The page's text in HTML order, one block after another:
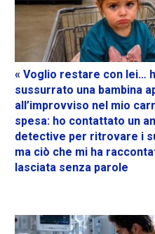
« Voglio restare con lei…
sussurrato una bambina
all’improvviso nel mio
spesa: ho contattato un
detective per ritrovare i
ma ciò che mi ha
lasciata senza parole